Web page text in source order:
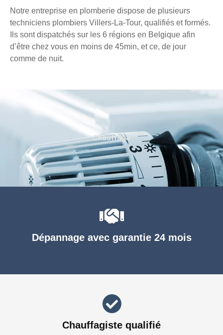
Notre entreprise en plomberie dispose de plusieurs
techniciens plombiers Villers-La-Tour, qualifiés et formés.
Ils sont dispatchés sur les 6 régions en Belgique afin
d’être chez vous en moins de 45min, et ce, de jour
comme de nuit.
Dépannage avec garantie 24 mois
Chauffagiste qualifié
Chauffage